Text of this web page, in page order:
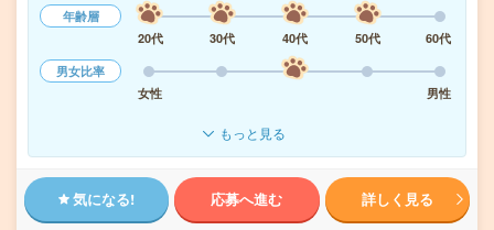
年齢層
20代
30代 40代 50代
60代
男女比率
女性
男性
もっと見る
気になる! 応募へ進む 詳しく見る